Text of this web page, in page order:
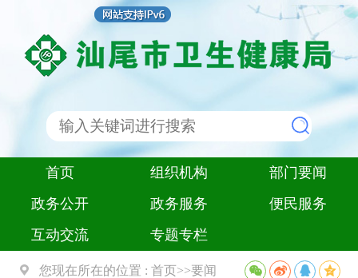
首页 组织机构
部门要闻
政务公开
政务服务
便民服务
互动交流
专题专栏
您现在所在的位置 : 首页>>要闻